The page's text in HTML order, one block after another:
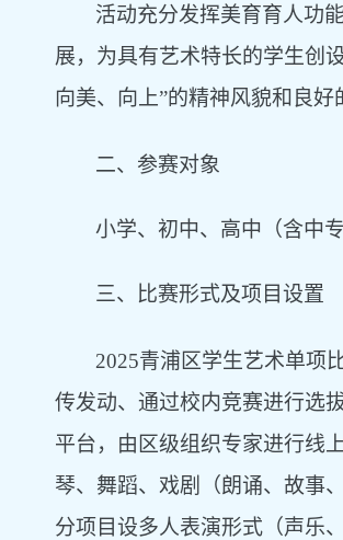
活动充分发挥美育育人功
展，为具有艺术特长的学生创
向美、向上”的精神风貌和良好
二、参赛对象
小学、初中、高中（含中
三、比赛形式及项目设置
2025青浦区学生艺术单项
传发动、通过校内竞赛进行选
平台，由区级组织专家进行线
琴、舞蹈、戏剧（朗诵、故事
分项目设多人表演形式（声乐